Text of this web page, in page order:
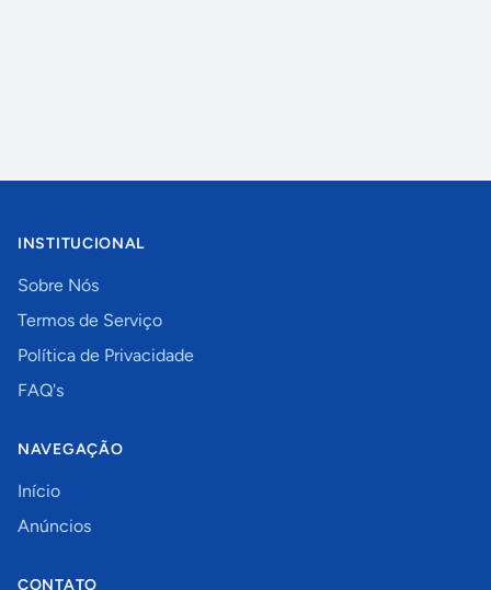
INSTITUCIONAL
Sobre Nós
Termos de Serviço
Política de Privacidade
FAQ's
NAVEGAÇÃO
Início
Anúncios
CONTATO